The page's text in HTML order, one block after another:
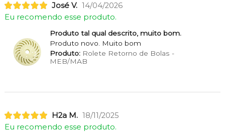
José V. 14/04/2026
Eu recomendo esse produto.
Produto tal qual descrito, muito bom.
Produto novo. Muito bom
Produto:Rolete Retorno de Bolas -
MEB/MAB
H2a M. 18/11/2025
Eu recomendo esse produto.